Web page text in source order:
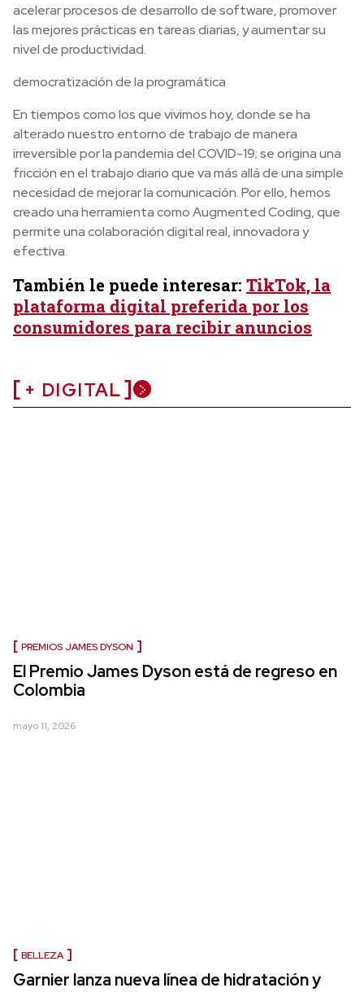
acelerar procesos de desarrollo de software, promover
las mejores prácticas en tareas diarias, y aumentar su
nivel de productividad.
democratización de la programática
En tiempos como los que vivimos hoy, donde se ha
alterado nuestro entorno de trabajo de manera
irreversible por la pandemia del COVID-19; se origina una
fricción en el trabajo diario que va más allá de una simple
necesidad de mejorar la comunicación. Por ello, hemos
creado una herramienta como Augmented Coding, que
permite una colaboración digital real, innovadora y
efectiva.
También le puede interesar: TikTok, la
plataforma digital preferida por los
consumidores para recibir anuncios
+ DIGITAL
PREMIOS JAMES DYSON
El Premio James Dyson está de regreso en
Colombia
mayo 11, 2026
BELLEZA
Garnier lanza nueva línea de hidratación y